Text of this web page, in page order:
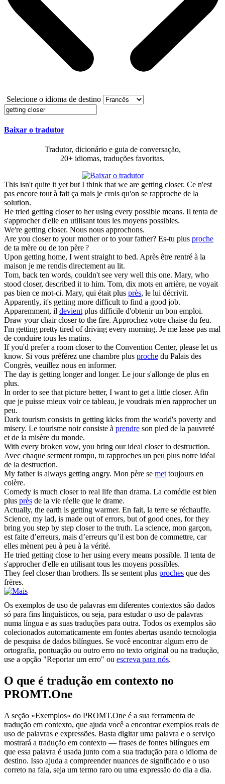
Selecione o idioma de destino
Baixar o tradutor
Tradutor, dicionário e guia de conversação,
20+ idiomas, traduções favoritas.
This isn't quite it yet but I think that we are getting closer. Ce n'est
pas encore tout à fait ça mais je crois qu'on se rapproche de la
solution.
He tried getting closerto her using every possible means. Il tenta de
s'approcher d'elle en utilisant tous les moyens possibles.
We're getting closer. Nous nous approchons.
Are you closerto your mother or to your father? Es-tu plus proche
de ta mère ou de ton père ?
Upon getting home, I went straight to bed. Après être rentré à la
maison je me rendis directement au lit.
Tom, back ten words, couldn't see very well this one. Mary, who
stood closer, described it to him. Tom, dix mots en arrière, ne voyait
pas bien ce mot-ci. Mary, qui était plus près, le lui décrivit.
Apparently, it's getting more difficult to find a good job.
Apparemment, il devientplus difficile d'obtenir un bon emploi.
Draw your chaircloserto the fire. Approchez votre chaise du feu.
I'm getting pretty tired of driving every morning. Je me lasse pas mal
de conduire tous les matins.
If you'd prefer a room closerto the Convention Center, please let us
know. Si vous préférez une chambre plus proche du Palais des
Congrès, veuillez nous en informer.
The day is getting longer and longer. Le jour s'allonge de plus en
plus.
In order to see that picture better, I want to get a little closer. Afin
que je puisse mieux voir ce tableau, je voudrais m'en rapprocher un
peu.
Dark tourism consists in getting kicks from the world's poverty and
misery. Le tourisme noir consiste à prendre son pied de la pauvreté
et de la misère du monde.
With every broken vow, you bring our ideal closerto destruction.
Avec chaque serment rompu, tu rapproches un peu plus notre idéal
de la destruction.
My father is always getting angry. Mon père se mettoujours en
colère.
Comedy is much closerto real life than drama. La comédie est bien
plus près de la vie réelle que le drame.
Actually, the earth is getting warmer. En fait, la terre se réchauffe.
Science, my lad, is made out of errors, but of good ones, for they
bring you step by step closerto the truth. La science, mon garçon,
est faite d’erreurs, mais d’erreurs qu’il est bon de commettre, car
elles mènent peu à peu à la vérité.
He tried getting close to her using every means possible. Il tenta de
s'approcher d'elle en utilisant tous les moyens possibles.
They feel closerthan brothers. Ils se sentent plus proches que des
frères.
Os exemplos de uso de palavras em diferentes contextos são dados
só para fins linguísticos, ou seja, para estudar o uso de palavras
numa língua e as suas traduções para outra. Todos os exemplos são
colecionados automaticamente em fontes abertas usando tecnologia
de pesquisa de dados bilíngues. Se você encontrar algum erro de
ortografia, pontuação ou outro erro no texto original ou na tradução,
use a opção "Reportar um erro" ou escreva para nós.
O que é tradução em contexto no
PROMT.One
A seção «Exemplos» do PROMT.One é a sua ferramenta de
tradução em contexto, que ajuda você a encontrar exemplos reais de
uso de palavras e expressões. Basta digitar uma palavra e o serviço
mostrará a tradução em contexto — frases de fontes bilíngues em
que essa palavra é usada junto com a sua tradução para o idioma de
destino. Isso ajuda a compreender nuances de significado e o uso
correto na fala, seja um termo raro ou uma expressão do dia a dia.